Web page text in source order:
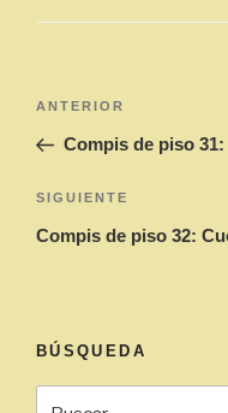
entradas
Entrada
anterior:
ANTERIOR
Compis de piso
Siguiente
entrada
SIGUIENTE
Compis de piso 32:
BÚSQUEDA